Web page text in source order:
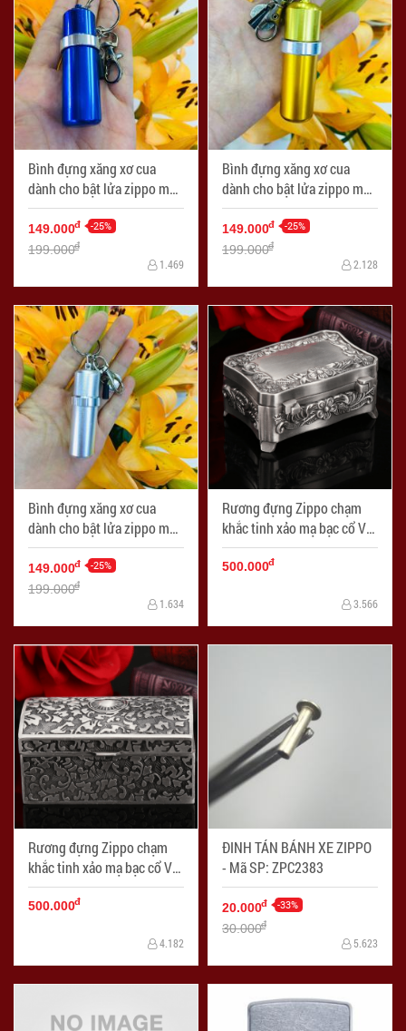
Bình đựng xăng xơ cua
dành cho bật lửa zippo màu
xanh - Mã SP: ZPC2492X
149.000đ -25%
199.000đ
1.469
Bình đựng xăng xơ cua
dành cho bật lửa zippo màu
vàng - Mã SP: ZPC2492V
149.000đ -25%
199.000đ
2.128
Bình đựng xăng xơ cua
dành cho bật lửa zippo màu
bạc - Mã SP: ZPC2492B
149.000đ -25%
199.000đ
1.634
Rương đựng Zippo chạm
khắc tinh xảo mạ bạc cổ Ver
2 - Mã SP: ZPC2393
500.000đ
3.566
Rương đựng Zippo chạm
khắc tinh xảo mạ bạc cổ Ver
1 - Mã SP: ZPC2394
500.000đ
4.182
ĐINH TÁN BÁNH XE ZIPPO
- Mã SP: ZPC2383
20.000đ -33%
30.000đ
5.623